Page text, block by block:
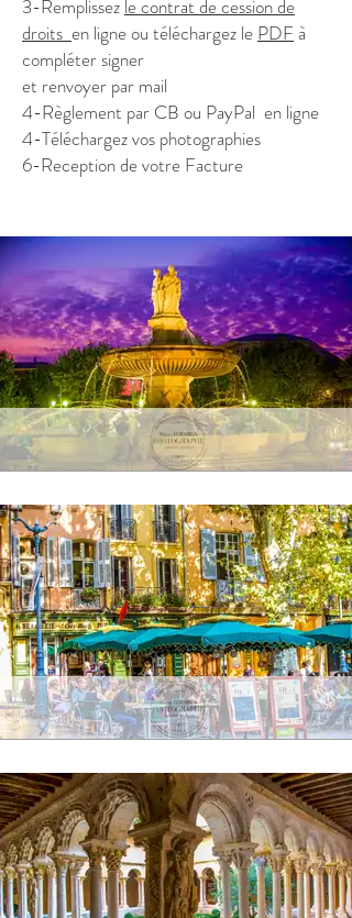
3-Remplissez lecontrat de cession de
droits en ligne ou téléchargez le PDF à
compléter signer
et renvoyer par mail
4-Règlement par CB ou PayPal en ligne
4-Téléchargez vos photographies
6-Reception de votre Facture